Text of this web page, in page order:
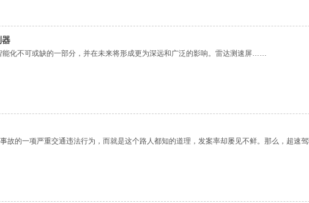
器
化不可或缺的一部分，并在未来将形成更为深远和广泛的影响。雷达测速屏……
故的一项严重交通违法行为，而就是这个路人都知的道理，发案率却屡见不鲜。那么，超速